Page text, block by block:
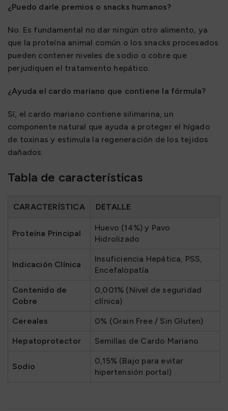
¿Puedo darle premios o snacks humanos?
No. Es fundamental no dar ningún otro alimento, ya
que la proteína animal común o los snacks procesados
pueden contener niveles de sodio o cobre que
perjudiquen el tratamiento hepático.
¿Ayuda el cardo mariano que contiene la fórmula?
Sí, el cardo mariano contiene silimarina, un
componente natural que ayuda a proteger el hígado
de toxinas y estimula la regeneración de los tejidos
dañados.
Tabla de características
CARACTERÍSTICA DETALLE
Proteína Principal
Huevo (14%) y Pavo
Hidrolizado
Indicación Clínica
Insuficiencia Hepática, PSS,
Encefalopatía
Contenido de
Cobre
0,001% (Nivel de seguridad
clínica)
Cereales 0% (Grain Free / Sin Gluten)
Hepatoprotector Semillas de Cardo Mariano
Sodio
0,15% (Bajo para evitar
hipertensión portal)